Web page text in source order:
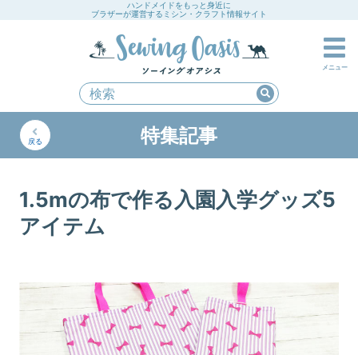
ハンドメイドをもっと身近に
ブラザーが運営するミシン・クラフト情報サイト
メニュー
戻る 特集記事
1.5mの布で作る入園入学グッズ5
アイテム